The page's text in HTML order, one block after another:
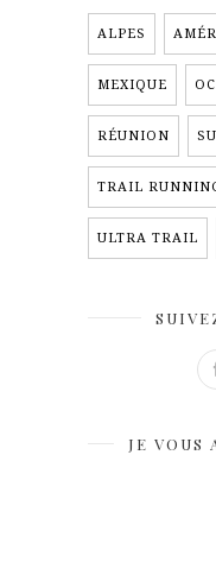
ALPES
MEXIQUE
RÉUNION
TRAIL
ULTRA TRAIL
JE VOUS